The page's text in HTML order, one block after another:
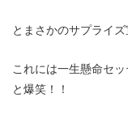
とまさかのサプライ
これには一生懸命セ
と爆笑！！